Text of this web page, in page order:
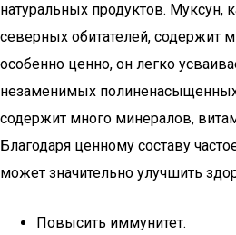
натуральных продуктов. Муксун,
северных обитателей, содержит
особенно ценно, он легко
незаменимых
содержит много минералов,
Благодаря ценному составу
может значительно улучшить
Повысить иммунитет.